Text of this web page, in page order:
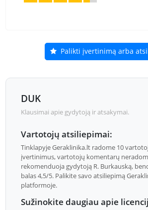
Palikti įvertinimą arba
DUK
Klausimai apie gydytoją ir atsakymai.
Vartotojų atsiliepimai:
Tinklapyje Geraklinika.lt radome 10
įvertinimus, vartotojų komentarų
rekomenduoja gydytoją R. Burkauską,
balas 4,5/5. Palikite savo atsiliepimą
platformoje.
Sužinokite daugiau apie